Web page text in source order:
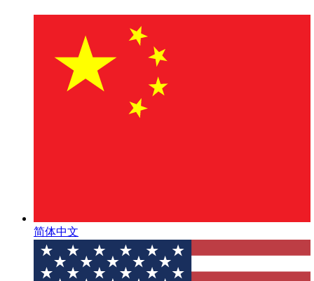
简体中文